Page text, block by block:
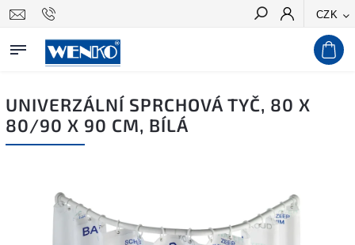
CZK
Hledat
UNIVERZÁLNÍ SPRCHOVÁ TYČ, 80 X
80/90 X 90 CM, BÍLÁ